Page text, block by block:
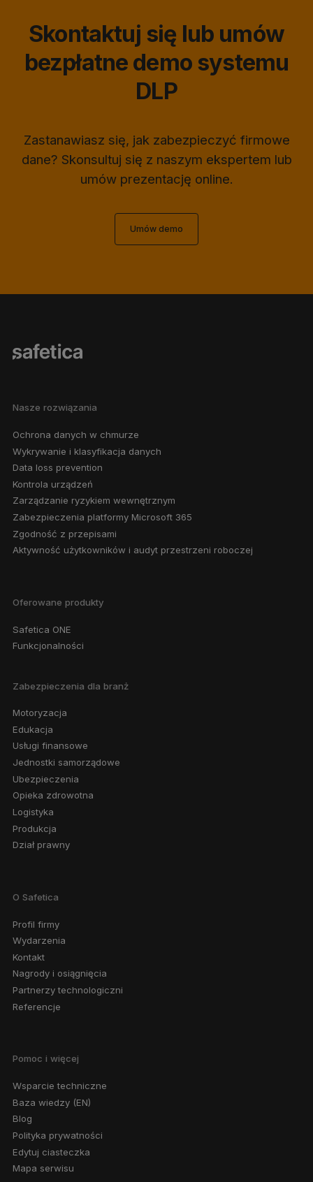
Skontaktuj się lub umów
bezpłatne demo systemu
DLP
Zastanawiasz się, jak zabezpieczyć firmowe
dane? Skonsultuj się z naszym ekspertem lub
umów prezentację online.
Umów demo
Nasze rozwiązania
Ochrona danych w chmurze
Wykrywanie i klasyfikacja danych
Data loss prevention
Kontrola urządzeń
Zarządzanie ryzykiem wewnętrznym
Zabezpieczenia platformy Microsoft 365
Zgodność z przepisami
Aktywność użytkowników i audyt przestrzeni roboczej
Oferowane produkty
Safetica ONE
Funkcjonalności
Zabezpieczenia dla branż
Motoryzacja
Edukacja
Usługi finansowe
Jednostki samorządowe
Ubezpieczenia
Opieka zdrowotna
Logistyka
Produkcja
Dział prawny
O Safetica
Profil firmy
Wydarzenia
Kontakt
Nagrody i osiągnięcia
Partnerzy technologiczni
Referencje
Pomoc i więcej
Wsparcie techniczne
Baza wiedzy (EN)
Blog
Polityka prywatności
Edytuj ciasteczka
Mapa serwisu